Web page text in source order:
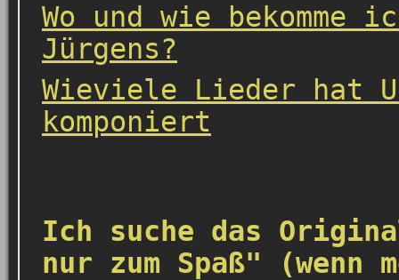
Wo und wie bekomme
Jürgens?
Wieviele Lieder hat
komponiert
Ich suche das
nur zum Spaß" (wenn